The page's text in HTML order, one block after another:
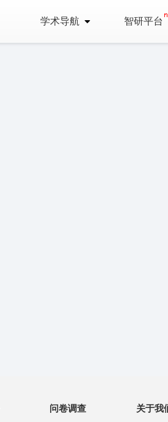
学术导航 智研平台
问卷调查 关于我